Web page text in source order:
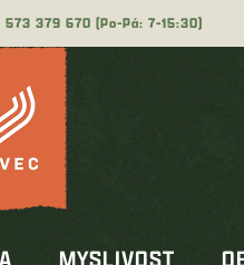
573 379 670
MYSLIVOST